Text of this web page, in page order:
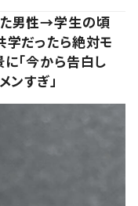
男性→学生の頃
だったら絶対モ
「今から告白し
ンすぎ」